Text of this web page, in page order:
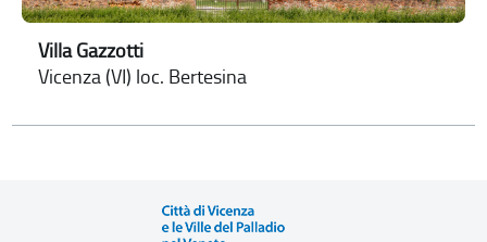
Villa Gazzotti
Vicenza (VI) loc. Bertesina